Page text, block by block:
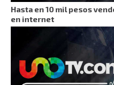
Hasta en 10 mil pesos
en internet